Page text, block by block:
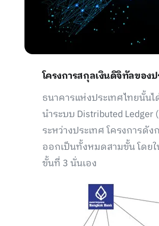
โครงการสกุลเงินดิจิทัลของ
ธนาคารแห่งประเทศไทยนั้นไ
นำระบบ Distributed
ระหว่างประเทศ โครงการดั
ออกเป็นทั้งหมดสามขั้น โดย
ขั้นที่ 3 นั่นเอง